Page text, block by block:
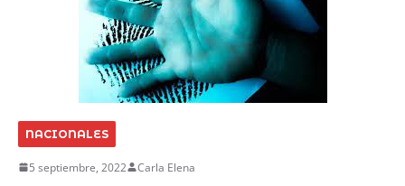
NACIONALES
5 septiembre, 2022 Carla Elena